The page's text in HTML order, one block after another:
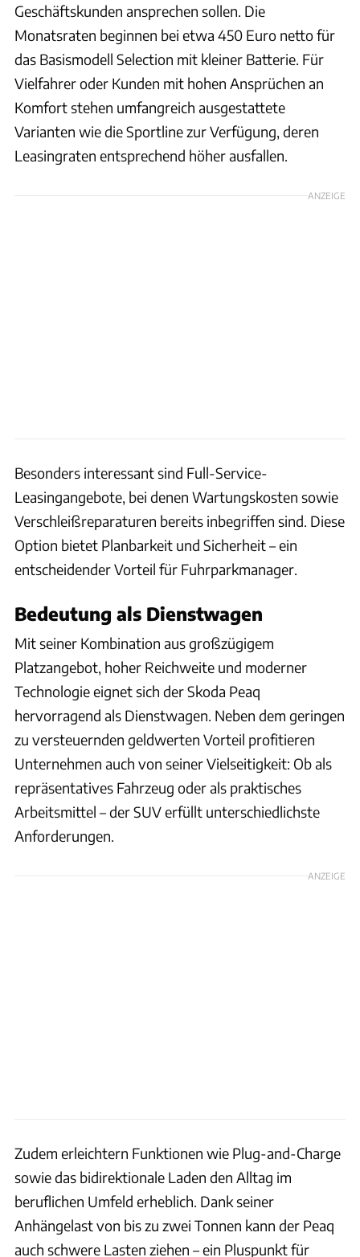
Geschäftskunden ansprechen sollen. Die
Monatsraten beginnen bei etwa 450 Euro netto für
das Basismodell Selection mit kleiner Batterie. Für
Vielfahrer oder Kunden mit hohen Ansprüchen an
Komfort stehen umfangreich ausgestattete
Varianten wie die Sportline zur Verfügung, deren
Leasingraten entsprechend höher ausfallen.
ANZEIGE
Besonders interessant sind Full-Service-
Leasingangebote, bei denen Wartungskosten sowie
Verschleißreparaturen bereits inbegriffen sind. Diese
Option bietet Planbarkeit und Sicherheit – ein
entscheidender Vorteil für Fuhrparkmanager.
Bedeutung als Dienstwagen
Mit seiner Kombination aus großzügigem
Platzangebot, hoher Reichweite und moderner
Technologie eignet sich der Skoda Peaq
hervorragend als Dienstwagen. Neben dem geringen
zu versteuernden geldwerten Vorteil profitieren
Unternehmen auch von seiner Vielseitigkeit: Ob als
repräsentatives Fahrzeug oder als praktisches
Arbeitsmittel – der SUV erfüllt unterschiedlichste
Anforderungen.
ANZEIGE
Zudem erleichtern Funktionen wie Plug-and-Charge
sowie das bidirektionale Laden den Alltag im
beruflichen Umfeld erheblich. Dank seiner
Anhängelast von bis zu zwei Tonnen kann der Peaq
auch schwere Lasten ziehen – ein Pluspunkt für